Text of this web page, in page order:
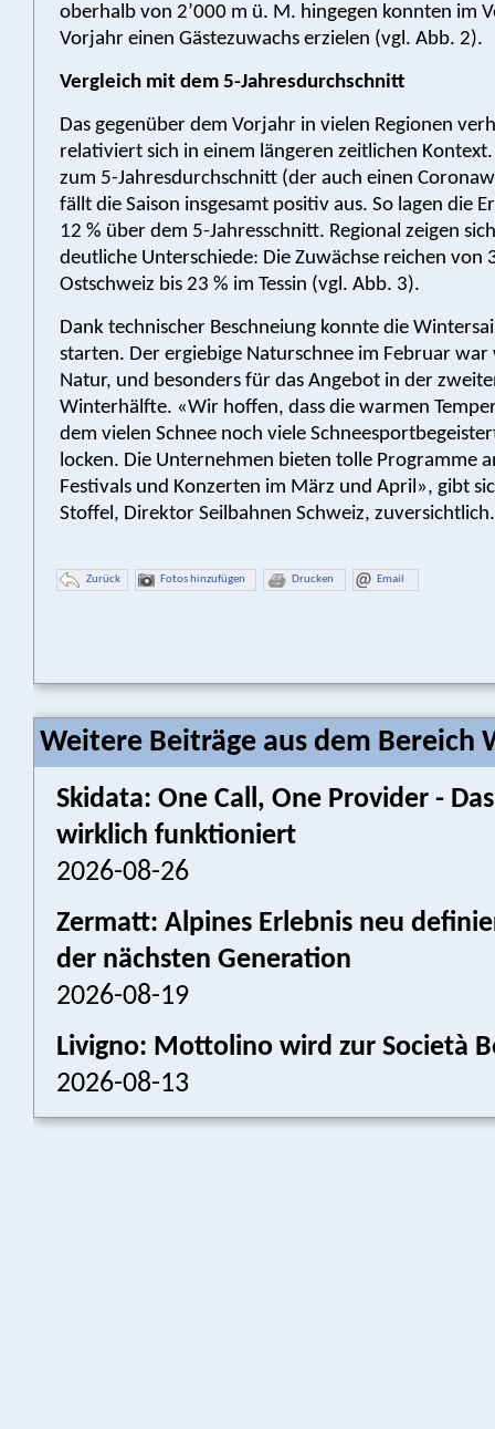
oberhalb von 2’000 m ü. M. hingegen konnten im
Vorjahr einen Gästezuwachs erzielen (vgl. Abb. 2).
Vergleich mit dem 5-Jahresdurchschnitt
Das gegenüber dem Vorjahr in vielen Regionen
relativiert sich in einem längeren zeitlichen
zum 5-Jahresdurchschnitt (der auch einen
fällt die Saison insgesamt positiv aus. So lagen die
12 % über dem 5-Jahresschnitt. Regional zeigen
deutliche Unterschiede: Die Zuwächse reichen von
Ostschweiz bis 23 % im Tessin (vgl. Abb. 3).
Dank technischer Beschneiung konnte die
starten. Der ergiebige Naturschnee im Februar
Natur, und besonders für das Angebot in der
Winterhälfte. «Wir hoffen, dass die warmen
dem vielen Schnee noch viele
locken. Die Unternehmen bieten tolle Programme
Festivals und Konzerten im März und April», gibt
Stoffel, Direktor Seilbahnen Schweiz, zuversichtlich.
Zurück Fotos hinzufügen Drucken Email
Weitere Beiträge aus dem Bereich
Skidata: One Call, One Provider -
wirklich funktioniert
2026-08-26
Zermatt: Alpines Erlebnis neu
der nächsten Generation
2026-08-19
Livigno: Mottolino wird zur Società
2026-08-13